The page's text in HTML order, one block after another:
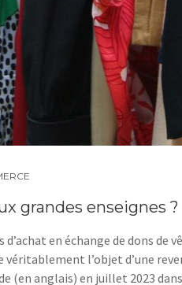
grandes enseignes ?
en échange de dons de
l’objet d’une
(en anglais) en juillet 2023